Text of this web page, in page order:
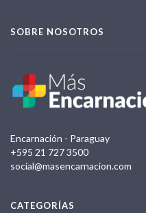
SOBRE NOSOTROS
Encarnación - Paraguay
+595 21 727 3500
social@masencarnacion.com
CATEGORÍAS